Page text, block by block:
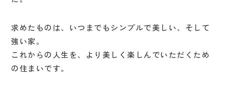
©2025 日本ガス住設株式会社.
求めたものは、いつまでもシンプルで美しい、そして
強い家。
これからの人生を、より美しく楽しんでいただくため
の住まいです。